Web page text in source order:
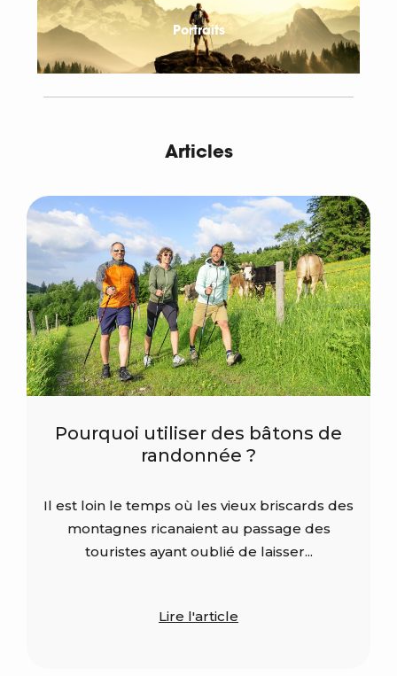
Portraits
Articles
Pourquoi utiliser des bâtons de
randonnée ?
Il est loin le temps où les vieux briscards des
montagnes ricanaient au passage des
touristes ayant oublié de laisser...
Lire l'article